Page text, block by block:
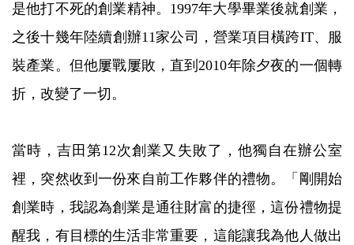
是他打不死的創業精神。1997年大學畢業後就創業，
之後十幾年陸續創辦11家公司，營業項目橫跨IT、服
裝產業。但他屢戰屢敗，直到2010年除夕夜的一個轉
折，改變了一切。
當時，吉田第12次創業又失敗了，他獨自在辦公室
裡，突然收到一份來自前工作夥伴的禮物。「剛開始
創業時，我認為創業是通往財富的捷徑，這份禮物提
醒我，有目標的生活非常重要，這能讓我為他人做出